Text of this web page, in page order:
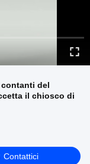
del
il chiosco di
Contattici